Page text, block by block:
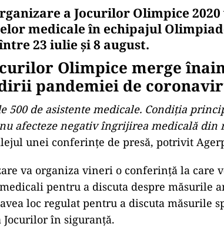
a Jocurilor Olimpice
medicale în echipajul
23 iulie și 8 august.
Olimpice merge
pandemiei de
500 de asistente medicale. Condiţia
afecteze negativ îngrijirea medicală din
unei conferinţe de presă, potrivit
va organiza vineri o conferință la care
pentru a discuta despre măsurile
loc regulat pentru a discuta măsurile
Jocurilor în siguranță.